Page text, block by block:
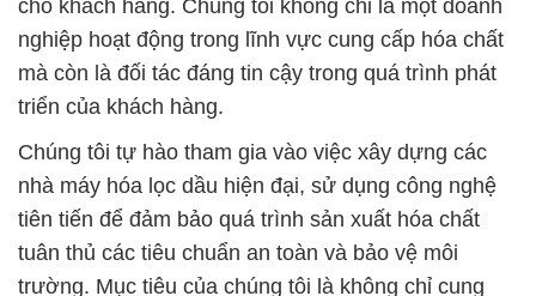
cho khách hàng. Chúng tôi không chỉ là một doanh
nghiệp hoạt động trong lĩnh vực cung cấp hóa chất
mà còn là đối tác đáng tin cậy trong quá trình phát
triển của khách hàng.
Chúng tôi tự hào tham gia vào việc xây dựng các
nhà máy hóa lọc dầu hiện đại, sử dụng công nghệ
tiên tiến để đảm bảo quá trình sản xuất hóa chất
tuân thủ các tiêu chuẩn an toàn và bảo vệ môi
trường. Mục tiêu của chúng tôi là không chỉ cung